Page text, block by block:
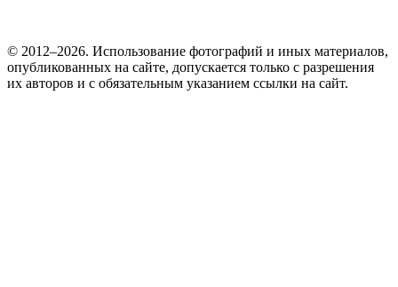
© 2012–2026. Использование фотографий и иных материалов,
опубликованных на сайте, допускается только с разрешения
их авторов и c обязательным указанием ссылки на сайт.